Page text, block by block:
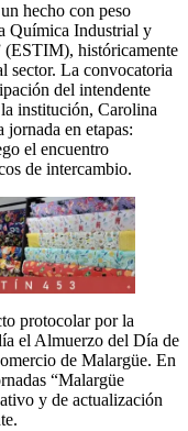
hecho con peso
Química Industrial y
históricamente
sector. La convocatoria
del intendente
institución, Carolina
en etapas:
el encuentro
de intercambio.
protocolar por la
el Almuerzo del Día de
de Malargüe. En
“Malargüe
y de actualización